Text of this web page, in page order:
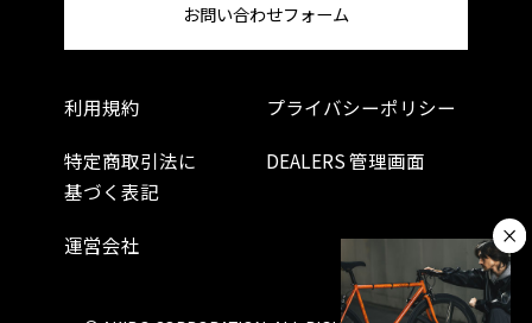
利用規約 プライバシーポリシー
特定商取引法に
基づく表記
DEALERS 管理画面
運営会社
お問い合わせフォーム